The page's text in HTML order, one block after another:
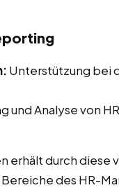
Unterstützung bei
und Analyse von
erhält durch
des HR-